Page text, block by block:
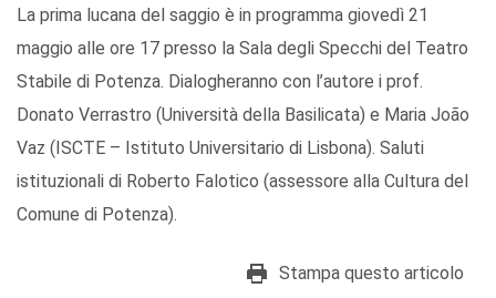
La prima lucana del saggio è in programma giovedì 21
maggio alle ore 17 presso la Sala degli Specchi del Teatro
Stabile di Potenza. Dialogheranno con l’autore i prof.
Donato Verrastro (Università della Basilicata) e Maria João
Vaz (ISCTE – Istituto Universitario di Lisbona). Saluti
istituzionali di Roberto Falotico (assessore alla Cultura del
Comune di Potenza).
Stampa questo articolo